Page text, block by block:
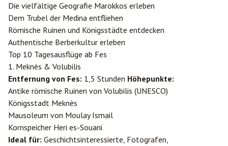
Die vielfältige Geografie Marokkos erleben
Dem Trubel der Medina entfliehen
Römische Ruinen und Königsstädte entdecken
Authentische Berberkultur erleben
Top 10 Tagesausflüge ab Fes
1. Meknès & Volubilis
Entfernung von Fes: 1,5 Stunden Höhepunkte:
Antike römische Ruinen von Volubilis (UNESCO)
Königsstadt Meknès
Mausoleum von Moulay Ismail
Kornspeicher Heri es-Souani
Ideal für: Geschichtsinteressierte, Fotografen,